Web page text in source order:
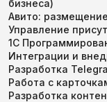
бизнеса)
Авито:
Управление
1С
Интеграции и
Разработка
Работа с
Разработка